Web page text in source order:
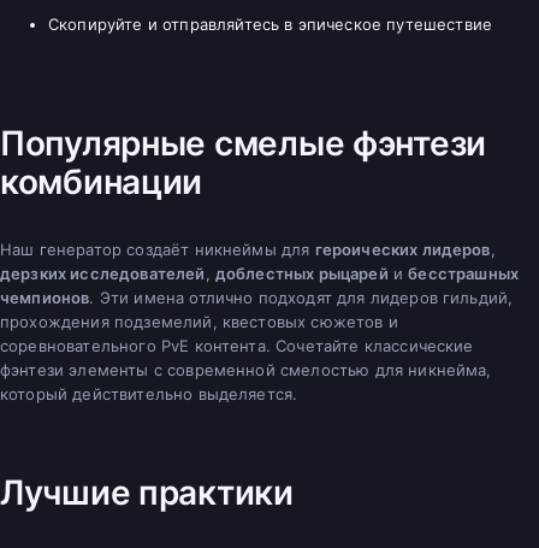
Скопируйте и отправляйтесь в эпическое путешествие
Популярные смелые фэнтези
комбинации
Наш генератор создаёт никнеймы для героических лидеров,
дерзких исследователей , доблестных рыцарей ибесстрашных
чемпионов. Эти имена отлично подходят для лидеров гильдий,
прохождения подземелий, квестовых сюжетов и
соревновательного PvE контента. Сочетайте классические
фэнтези элементы с современной смелостью для никнейма,
который действительно выделяется.
Лучшие практики